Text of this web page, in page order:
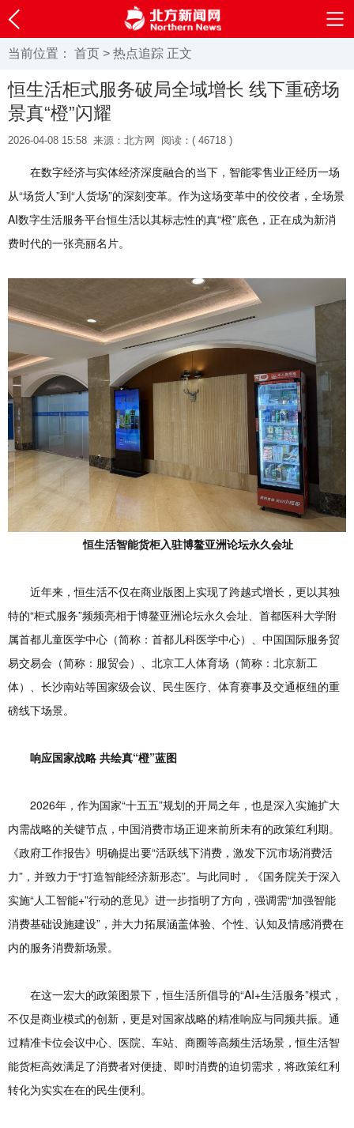
当前位置： 首页 > 热点追踪 正文
恒生活柜式服务破局全域增长 线下重磅场
景真“橙”闪耀
2026-04-08 15:58 来源：北方网 阅读：( 46718 )
在数字经济与实体经济深度融合的当下，智能零售业正经历一场
从“场货人”到“人货场”的深刻变革。作为这场变革中的佼佼者，全场景
AI数字生活服务平台恒生活以其标志性的真“橙”底色，正在成为新消
费时代的一张亮丽名片。
恒生活智能货柜入驻博鳌亚洲论坛永久会址
近年来，恒生活不仅在商业版图上实现了跨越式增长，更以其独
特的“柜式服务”频频亮相于博鳌亚洲论坛永久会址、首都医科大学附
属首都儿童医学中心（简称：首都儿科医学中心）、中国国际服务贸
易交易会（简称：服贸会）、北京工人体育场（简称：北京新工
体）、长沙南站等国家级会议、民生医疗、体育赛事及交通枢纽的重
磅线下场景。
响应国家战略 共绘真“橙”蓝图
2026年，作为国家“十五五”规划的开局之年，也是深入实施扩大
内需战略的关键节点，中国消费市场正迎来前所未有的政策红利期。
《政府工作报告》明确提出要“活跃线下消费，激发下沉市场消费活
力”，并致力于“打造智能经济新形态”。与此同时，《国务院关于深入
实施“人工智能+”行动的意见》进一步指明了方向，强调需“加强智能
消费基础设施建设”，并大力拓展涵盖体验、个性、认知及情感消费在
内的服务消费新场景。
在这一宏大的政策图景下，恒生活所倡导的“AI+生活服务”模式，
不仅是商业模式的创新，更是对国家战略的精准响应与同频共振。通
过精准卡位会议中心、医院、车站、商圈等高频生活场景，恒生活智
能货柜高效满足了消费者对便捷、即时消费的迫切需求，将政策红利
转化为实实在在的民生便利。